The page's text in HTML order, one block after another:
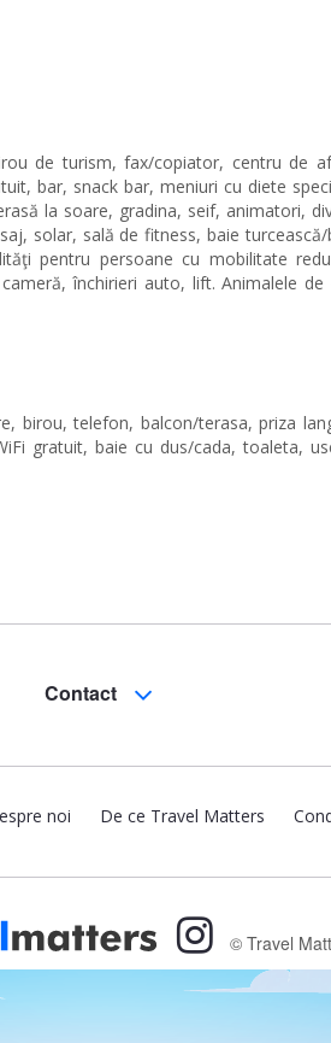
de turism, fax/copiator, centru de
bar, snack bar, meniuri cu diete
la soare, gradina, seif, animatori,
solar, sală de fitness, baie turcească/
pentru persoane cu mobilitate
închirieri auto, lift. Animalele de
birou, telefon, balcon/terasa, priza
gratuit, baie cu dus/cada, toaleta,
Contact
noi De ce Travel Matters
© Travel